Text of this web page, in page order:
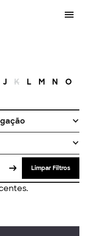
J K L M N O
Limpar Filtros